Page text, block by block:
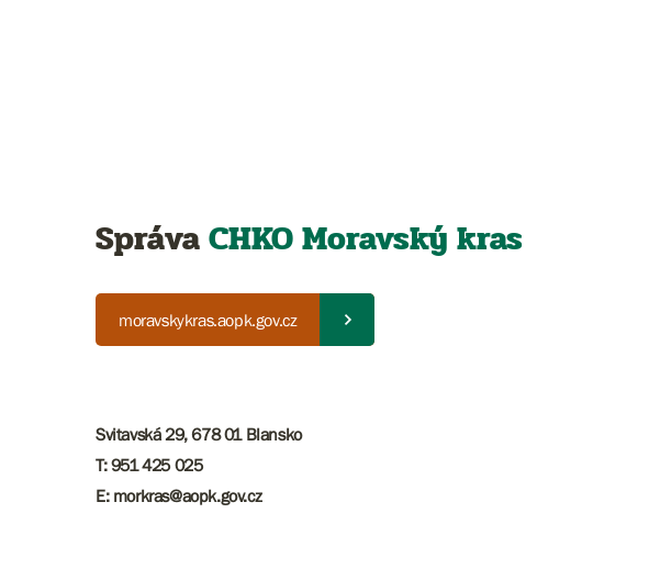
SprávaCHKOMoravský kras
moravskykras.aopk.gov.cz
Svitavská 29, 678 01 Blansko
T: 951 425 025
E: ​​​morkras@aopk.gov.cz